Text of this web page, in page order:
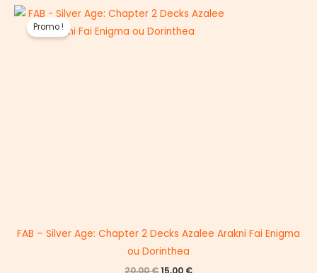
Promo !
FAB – Silver Age: Chapter 2 Decks Azalee Arakni Fai Enigma
ou Dorinthea
20,00€Le
15,00 €Le